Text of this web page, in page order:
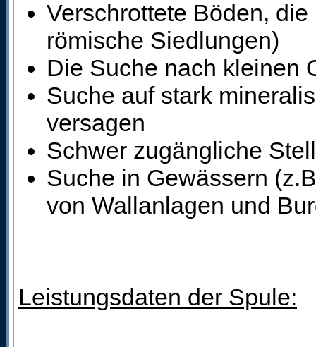
Verschrottete Böden,
römische Siedlungen)
Die Suche nach kleinen
Suche auf stark
versagen
Schwer zugängliche
Suche in Gewässern
von Wallanlagen und
Leistungsdaten der Spule: